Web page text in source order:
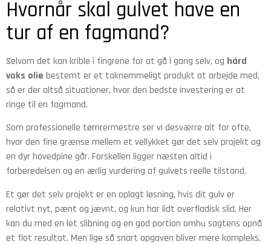
Hvornår skal gulvet have en
tur af en fagmand?
Selvom det kan krible i fingrene for at gå i gang selv, og hård
voks olie bestemt er et taknemmeligt produkt at arbejde med,
så er der altså situationer, hvor den bedste investering er at
ringe til en fagmand.
Som professionelle tømrermestre ser vi desværre alt for ofte,
hvor den fine grænse mellem et vellykket gør det selv projekt og
en dyr hovedpine går. Forskellen ligger næsten altid i
forberedelsen og en ærlig vurdering af gulvets reelle tilstand.
Et gør det selv projekt er en oplagt løsning, hvis dit gulv er
relativt nyt, pænt og jævnt, og kun har lidt overfladisk slid. Her
kan du med en let slibning og en god portion omhu sagtens opnå
et flot resultat. Men lige så snart opgaven bliver mere kompleks,